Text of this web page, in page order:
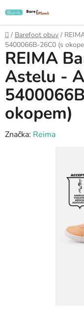
na
obsah
Domů
/ Barefoot obuv /
5400066B-26C0 (s
REIMA
Astelu -
okopem)
Značka: Reima